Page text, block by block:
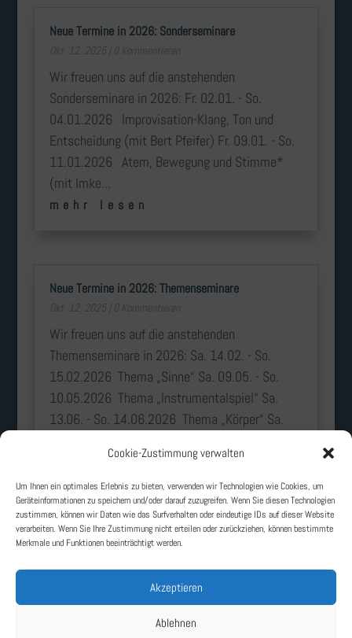
Cookie-Zustimmung verwalten
Um Ihnen ein optimales Erlebnis zu bieten, verwenden wir Technologien wie Cookies, um
Geräteinformationen zu speichern und/oder darauf zuzugreifen. Wenn Sie diesen Technologien
zustimmen, können wir Daten wie das Surfverhalten oder eindeutige IDs auf dieser Website
verarbeiten. Wenn Sie Ihre Zustimmung nicht erteilen oder zurückziehen, können bestimmte
Merkmale und Funktionen beeinträchtigt werden.
Akzeptieren
Ablehnen
Neue Termine in 2026: Sonderseminare
Okt. 12, 2025| 0 Kommentieren
Wir freuen uns auf die anstehenden
Sonderseminare in 2026: Fr. 02.01. - So.
04.01.2026 Improvisation-Klang, Ton und
Entscheidung (mit Bert Pfeifer) Fr. 09.01. - So.
11.01.2026 Atem, Bewegung und Stimme*
(mit Imke...
mehr lesen
Neue Termine in 2026: Themenseminare
Okt. 12, 2025| 0 Kommentieren
Wir freuen uns auf die anstehenden
Themenseminare in 2026: Sa. 14.02. - So.
15.02.2026 Thema „Sinne“ Sa. 09.05. - So.
10.05.2026 Thema „Instrumentalspiel“ Sa.
13.06. - So. 14.06.2026 Thema „Körper“ Sa.
mehr lesen
« Ältere Einträge